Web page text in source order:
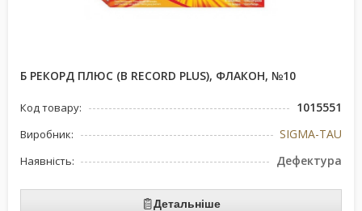
Б РЕКОРД ПЛЮС (B RECORD PLUS), ФЛАКОН, №10
Код товару: 1015551
Виробник: SIGMA-TAU
Наявність: Дефектура
Детальніше